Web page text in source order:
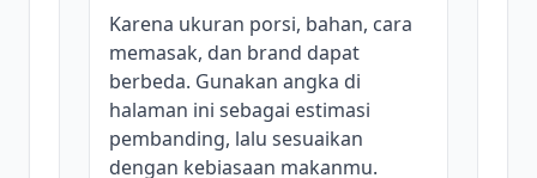
Karena ukuran porsi, bahan, cara
memasak, dan brand dapat
berbeda. Gunakan angka di
halaman ini sebagai estimasi
pembanding, lalu sesuaikan
dengan kebiasaan makanmu.